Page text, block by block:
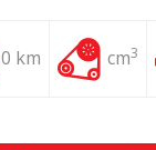
0 km cm3